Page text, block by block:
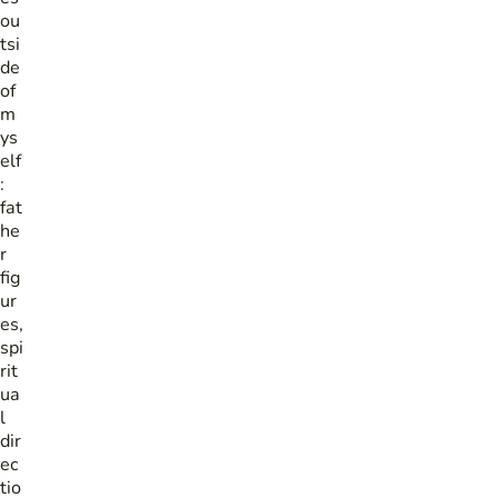
ou
tsi
de
of
m
ys
elf
:
fat
he
r
fig
ur
es,
spi
rit
ua
l
dir
ec
tio